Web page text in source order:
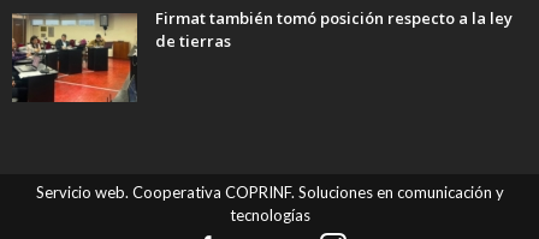
Firmat también tomó posición respecto a la ley
de tierras
Servicio web. Cooperativa COPRINF. Soluciones en comunicación y
tecnologías